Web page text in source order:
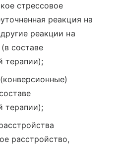
стрессовое
реакция на
реакции на
составе
терапии);
терапии);
расстройство,